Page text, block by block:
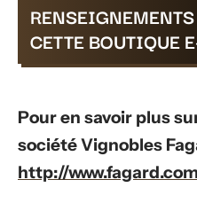
CETTE BOUTIQUE
Pour en savoir plus
société Vignobles
http://www.fagard.com